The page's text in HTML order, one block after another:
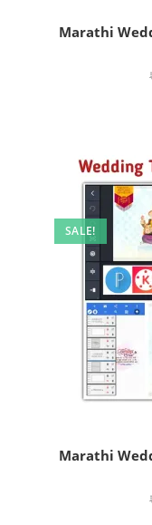
Marathi
SALE!
Marathi